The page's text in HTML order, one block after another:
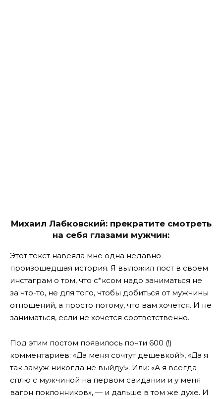
Михаил Лабковский: прекратите смотреть
на себя глазами мужчин:
Этот текст навеяла мне одна недавно
произошедшая история. Я выложил пост в своем
инстаграм о том, что с*ксом надо заниматься не
за что-то, не для того, чтобы добиться от мужчины
отношений, а просто потому, что вам хочется. И не
заниматься, если не хочется соответственно.
Под этим постом появилось почти 600 (!)
комментариев: «Да меня сочтут дешевкой!», «Да я
так замуж никогда не выйду!». Или: «А я всегда
сплю с мужчиной на первом свидании и у меня
вагон поклонников», — и дальше в том же духе. И